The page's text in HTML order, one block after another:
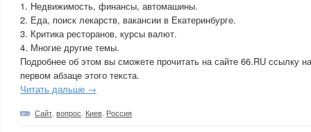
1. Недвижимость, финансы, автомашины.
2. Еда, поиск лекарств, вакансии в Екатеринбурге.
3. Критика ресторанов, курсы валют.
4. Многие другие темы.
Подробнее об этом вы сможете прочитать на сайте 66.RU ссылку
первом абзаце этого текста.
Читать дальше →
Сайт вопрос Киев Россия